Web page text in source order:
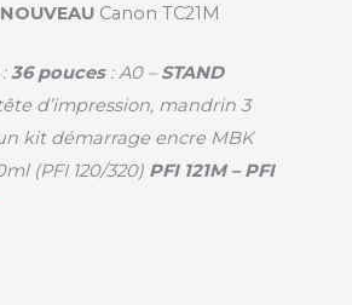
NOUVEAUCanon TC21M
:36 pouces: A0 – STAND
d’impression, mandrin 3
kit démarrage encre MBK
(PFI 120/320) PFI 121M – PFI